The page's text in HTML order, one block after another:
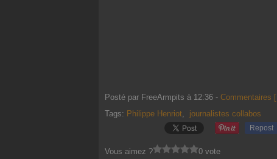
Posté par FreeArmpits à 12:36 - Commentaires [
Tags: Philippe Henriot, journalistes collabos
Repost
Vous aimez ? 0 vote